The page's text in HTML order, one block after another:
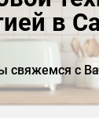
Мерная
Латунь
в
свяжемся с